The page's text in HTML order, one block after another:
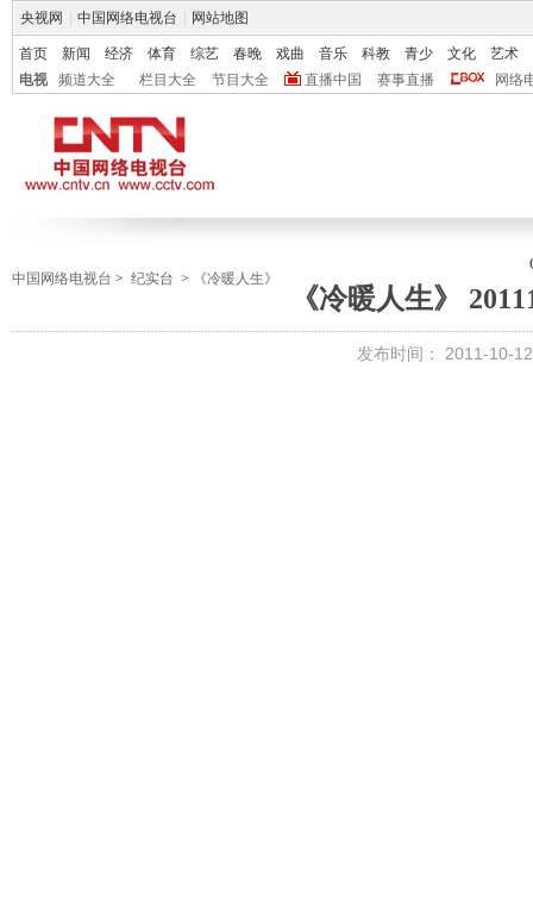
央视网 中国网络电视台 网站地图
首页 新闻 经济 体育 综艺 春晚 戏曲 音乐 科教 青少 文化
艺术
电视
频道大全 栏目大全 节目大全 直播中国 赛事直播 网络
中国网络电视台 > 纪实台 > 《冷暖人生》
《冷暖人生》
发布时间： 2011-10-